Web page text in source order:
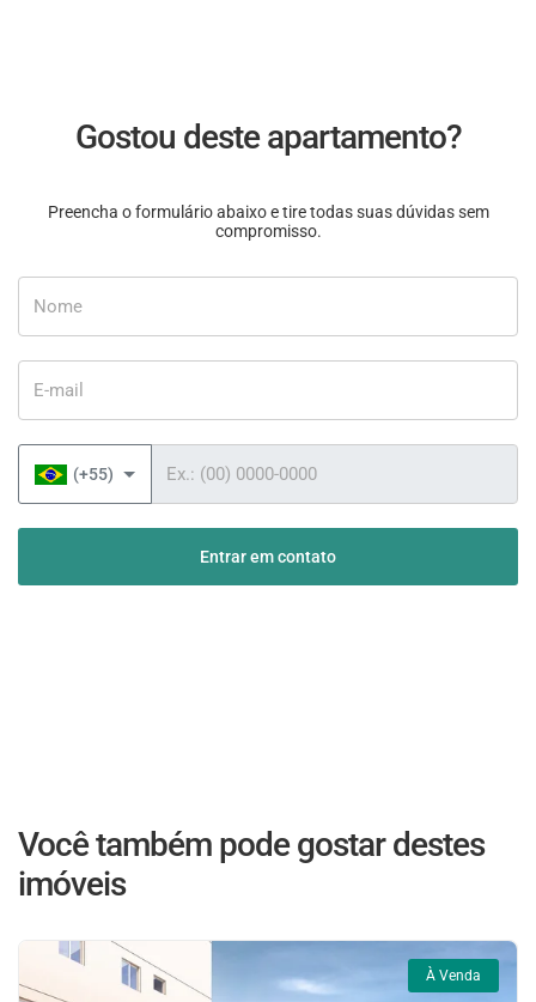
Gostou deste apartamento?
Preencha o formulário abaixo e tire todas suas dúvidas sem
compromisso.
(+55)
Entrar em contato
Você também pode gostar destes
imóveis
À Venda